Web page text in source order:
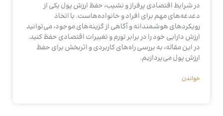
در شرایط اقتصادی پرفراز و نشیب، حفظ ارزش پول یکی از
دغدغه‌های مهم برای افراد و خانواده‌هاست. با اتخاذ
رویکردهای هوشمندانه و آگاهی از گزینه‌های موجود، می‌توانید
ارزش دارایی خود را در برابر تورم و تغییرات اقتصادی حفظ کنید.
در این مقاله، به بررسی راه‌های کاربردی و اثربخش برای حفظ
ارزش پول می‌پردازیم.
خواندن